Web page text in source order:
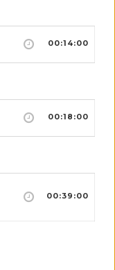
00:14:00
00:18:00
00:39:00